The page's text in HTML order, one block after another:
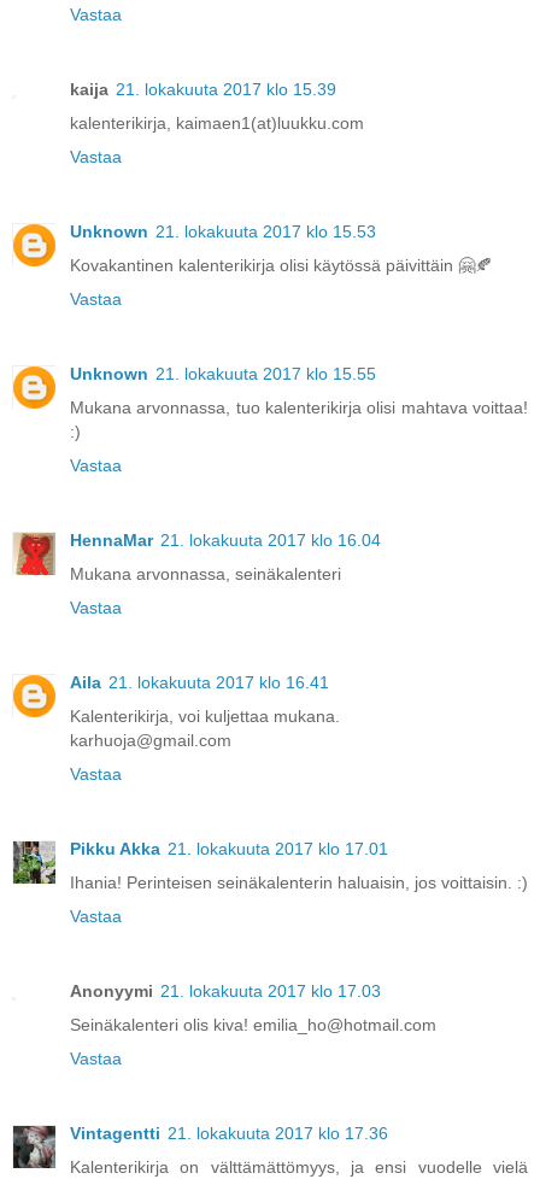
Vastaa
kaija 21. lokakuuta 2017 klo 15.39
kalenterikirja, kaimaen1(at)luukku.com
Vastaa
Unknown 21. lokakuuta 2017 klo 15.53
Kovakantinen kalenterikirja olisi käytössä päivittäin 🤗🍂
Vastaa
Unknown 21. lokakuuta 2017 klo 15.55
Mukana arvonnassa, tuo kalenterikirja olisi mahtava voittaa!
:)
Vastaa
HennaMar 21. lokakuuta 2017 klo 16.04
Mukana arvonnassa, seinäkalenteri
Vastaa
Aila 21. lokakuuta 2017 klo 16.41
Kalenterikirja, voi kuljettaa mukana.
karhuoja@gmail.com
Vastaa
Pikku Akka 21. lokakuuta 2017 klo 17.01
Ihania! Perinteisen seinäkalenterin haluaisin, jos voittaisin. :)
Vastaa
Anonyymi 21. lokakuuta 2017 klo 17.03
Seinäkalenteri olis kiva! emilia_ho@hotmail.com
Vastaa
Vintagentti 21. lokakuuta 2017 klo 17.36
Kalenterikirja on välttämättömyys, ja ensi vuodelle vielä